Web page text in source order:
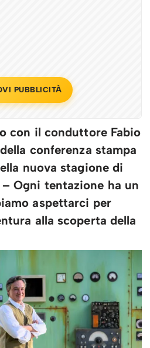
PUBBLICITÀ
con il conduttore Fabio
conferenza stampa
nuova stagione di
Ogni tentazione ha un
aspettarci per
alla scoperta della